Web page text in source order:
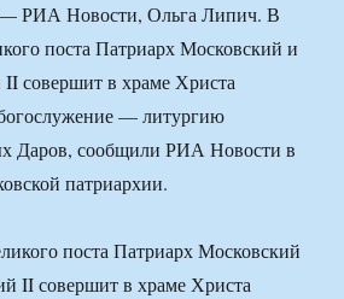
РИА Новости, Ольга Липич. В
поста Патриарх Московский и
II совершит в храме Христа
— литургию
Даров, сообщили РИА Новости в
патриархии.
поста Патриарх Московский
II совершит в храме Христа